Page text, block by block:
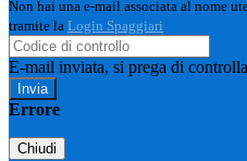
Non hai una e-mail associata al nome
tramite la Login Spaggiari
E-mail inviata, si prega di
Errore
Chiudi